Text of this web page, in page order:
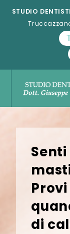
STUDIO
di